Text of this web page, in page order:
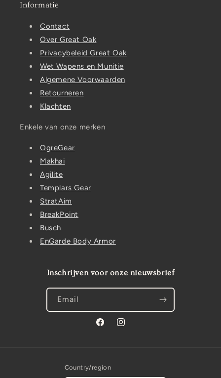
Informatie
Contact
Over Great Oak
Privacybeleid Great Oak
Wet Wapens en Munitie
Algemene Voorwaarden
Retourneren
Klachten
Enkele van onze merken
OgreGear
Makhai
Agilite
Templars Gear
StratAim
BreakPoint
Busch
EnGarde Body Armor
Inschrijven voor onze nieuwsbrief
Email
FacebookInstagram
Country/region